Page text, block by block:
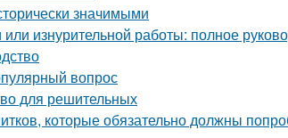
значимыми
изнурительной работы: полное
вопрос
для решительных
которые обязательно должны